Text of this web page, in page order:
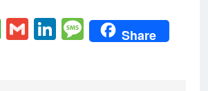
WhatsApp
GmailLinkedIn
Message
Share